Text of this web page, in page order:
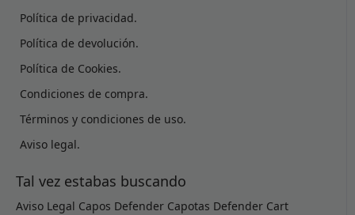
Política de privacidad.
Política de devolución.
Política de Cookies.
Condiciones de compra.
Términos y condiciones de uso.
Aviso legal.
Tal vez estabas buscando
Aviso Legal Capos Defender Capotas Defender Cart